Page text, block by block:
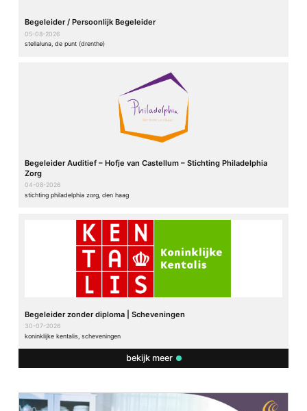
Begeleider / Persoonlijk Begeleider
05-08-2026
stellaluna, de punt (drenthe)
Begeleider Auditief – Hofje van Castellum – Stichting Philadelphia
Zorg
04-08-2026
stichting philadelphia zorg, den haag
Begeleider zonder diploma | Scheveningen
30-07-2026
koninklijke kentalis, scheveningen
bekijk meer